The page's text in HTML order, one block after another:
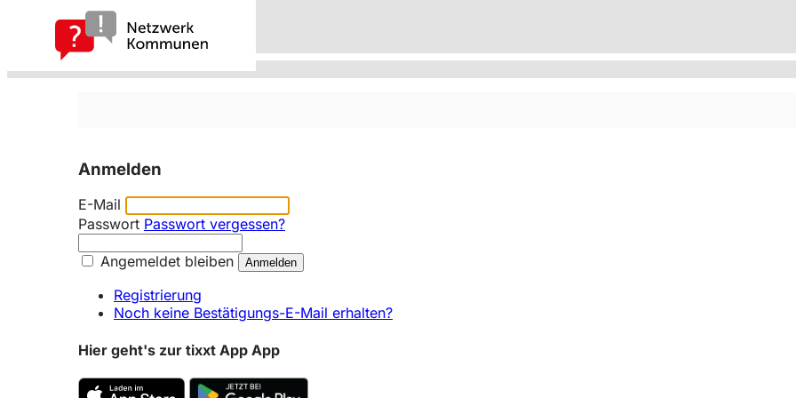
Anmelden
E-Mail
Passwort Passwort vergessen?
Angemeldet bleiben
Registrierung
Noch keine Bestätigungs-E-Mail erhalten?
Hier geht's zur tixxt App App